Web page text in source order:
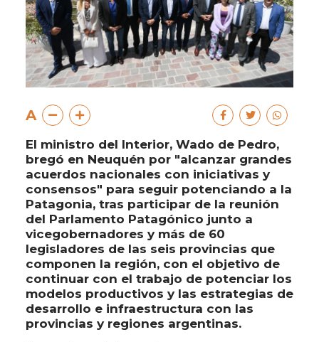
A
El ministro del Interior, Wado de Pedro,
bregó en Neuquén por "alcanzar grandes
acuerdos nacionales con iniciativas y
consensos" para seguir potenciando a la
Patagonia, tras participar de la reunión
del Parlamento Patagónico junto a
vicegobernadores y más de 60
legisladores de las seis provincias que
componen la región, con el objetivo de
continuar con el trabajo de potenciar los
modelos productivos y las estrategias de
desarrollo e infraestructura con las
provincias y regiones argentinas.